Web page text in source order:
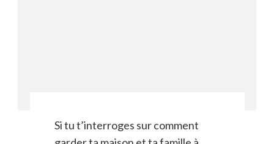
Si tu t’interroges sur comment